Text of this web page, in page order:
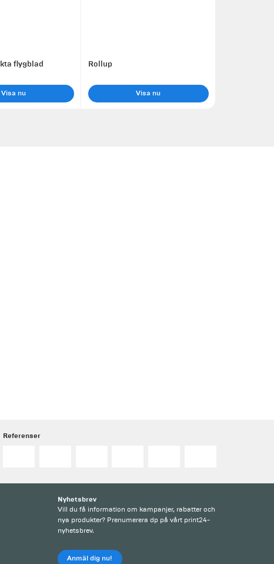
flygblad
Visa nu
Rollup
Visa nu
Referenser
Nyhetsbrev
Vill du få information om kampanjer, rabatter och
nya produkter? Prenumerera dp på vårt print24-
nyhetsbrev.
Anmäl dig nu!